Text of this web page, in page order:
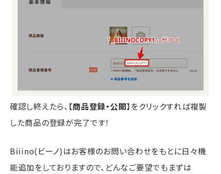
確認し終えたら、【商品登録・公開】をクリックすれば複製
した商品の登録が完了です！
Biiino(ビーノ)はお客様のお問い合わせをもとに日々機
能追加をしておりますので、どんなご要望でもまずは